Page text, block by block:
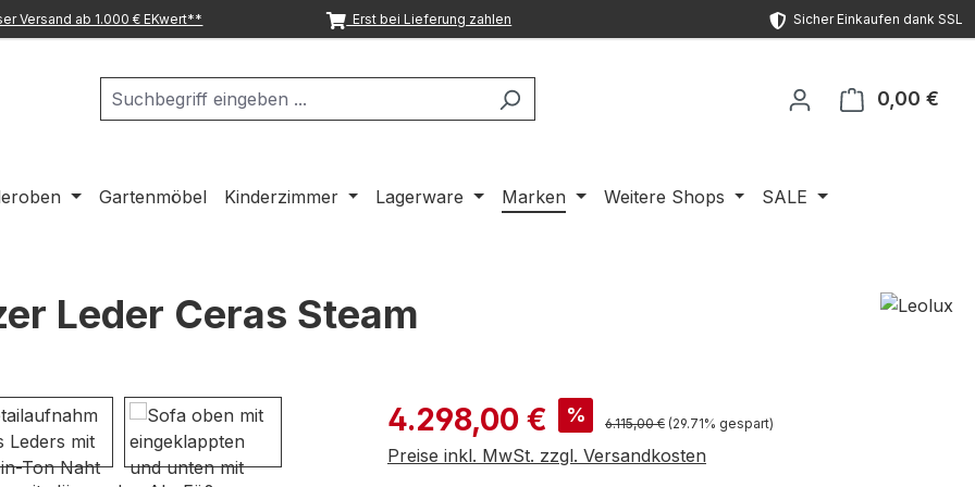
Versand ab 1.000 € EKwert** Erst bei Lieferung zahlen Sicher Einkaufen dank SSL
0,00 €
Gartenmöbel Kinderzimmer Lagerware Marken Weitere Shops SALE
Leder Ceras Steam
Verkaufspreis:
4.298,00 € % Regulärer Preis:
6.115,00 € (29.71% gespart)
Preise inkl. MwSt. zzgl. Versandkosten